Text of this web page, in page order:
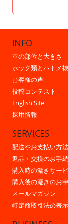
INFO
革の部位と大きさ
ホック類とハトメ
お客様の声
投稿コンテスト
English Site
採用情報
SERVICES
配送やお支払い方法
返品・交換のお手
購入時の漉きサー
購入後の漉きのお
メールマガジン
特定商取引法の表示